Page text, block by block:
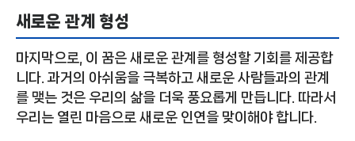
새로운 관계 형성
마지막으로, 이 꿈은 새로운 관계를 형성할 기회를 제공합
니다. 과거의 아쉬움을 극복하고 새로운 사람들과의 관계
를 맺는 것은 우리의 삶을 더욱 풍요롭게 만듭니다. 따라서
우리는 열린 마음으로 새로운 인연을 맞이해야 합니다.